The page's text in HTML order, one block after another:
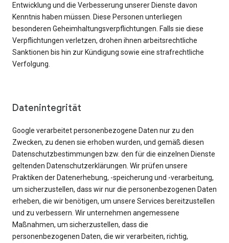
Entwicklung und die Verbesserung unserer Dienste davon
Kenntnis haben müssen. Diese Personen unterliegen
besonderen Geheimhaltungsverpflichtungen. Falls sie diese
Verpflichtungen verletzen, drohen ihnen arbeitsrechtliche
Sanktionen bis hin zur Kündigung sowie eine strafrechtliche
Verfolgung.
Datenintegrität
Google verarbeitet personenbezogene Daten nur zu den
Zwecken, zu denen sie erhoben wurden, und gemäß diesen
Datenschutzbestimmungen bzw. den für die einzelnen Dienste
geltenden Datenschutzerklärungen. Wir prüfen unsere
Praktiken der Datenerhebung, -speicherung und -verarbeitung,
um sicherzustellen, dass wir nur die personenbezogenen Daten
erheben, die wir benötigen, um unsere Services bereitzustellen
und zu verbessern. Wir unternehmen angemessene
Maßnahmen, um sicherzustellen, dass die
personenbezogenen Daten, die wir verarbeiten, richtig,